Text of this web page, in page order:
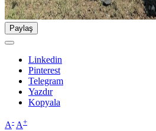
Paylaş
Linkedin
Pinterest
Telegram
Yazdır
Kopyala
A- A+